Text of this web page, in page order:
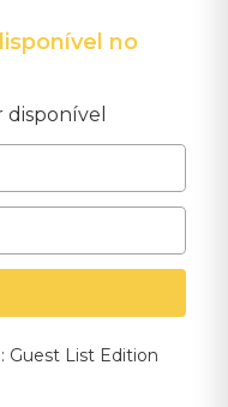
no
Guest List Edition